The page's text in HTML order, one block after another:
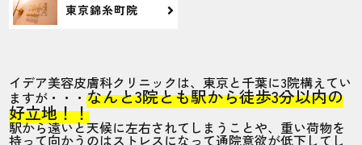
東京錦糸町院
イデア美容皮膚科クリニックは、東京と千葉に3院構えてい
ますが・・・なんと3院とも駅から徒歩3分以内の
好立地！！
駅から遠いと天候に左右されてしまうことや、重い荷物を
持って向かうのはストレスになって通院意欲が低下してし